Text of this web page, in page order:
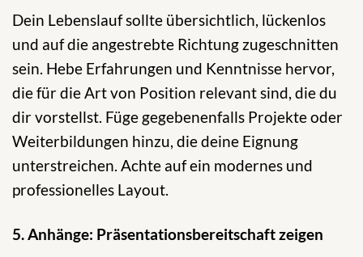
Dein Lebenslauf sollte übersichtlich, lückenlos
und auf die angestrebte Richtung zugeschnitten
sein. Hebe Erfahrungen und Kenntnisse hervor,
die für die Art von Position relevant sind, die du
dir vorstellst. Füge gegebenenfalls Projekte oder
Weiterbildungen hinzu, die deine Eignung
unterstreichen. Achte auf ein modernes und
professionelles Layout.
5. Anhänge: Präsentationsbereitschaft zeigen